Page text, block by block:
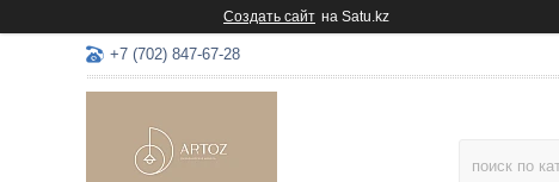
Создать сайт на Satu.kz
+7 (702) 847-67-28